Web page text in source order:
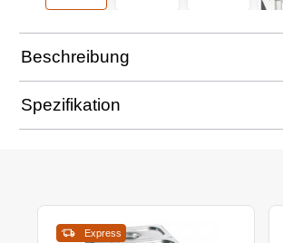
Beschreibung
Spezifikation
Express